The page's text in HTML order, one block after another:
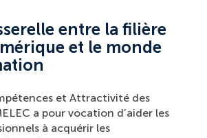
entre la filière
et le monde
et Attractivité des
a pour vocation d’aider les
à acquérir les